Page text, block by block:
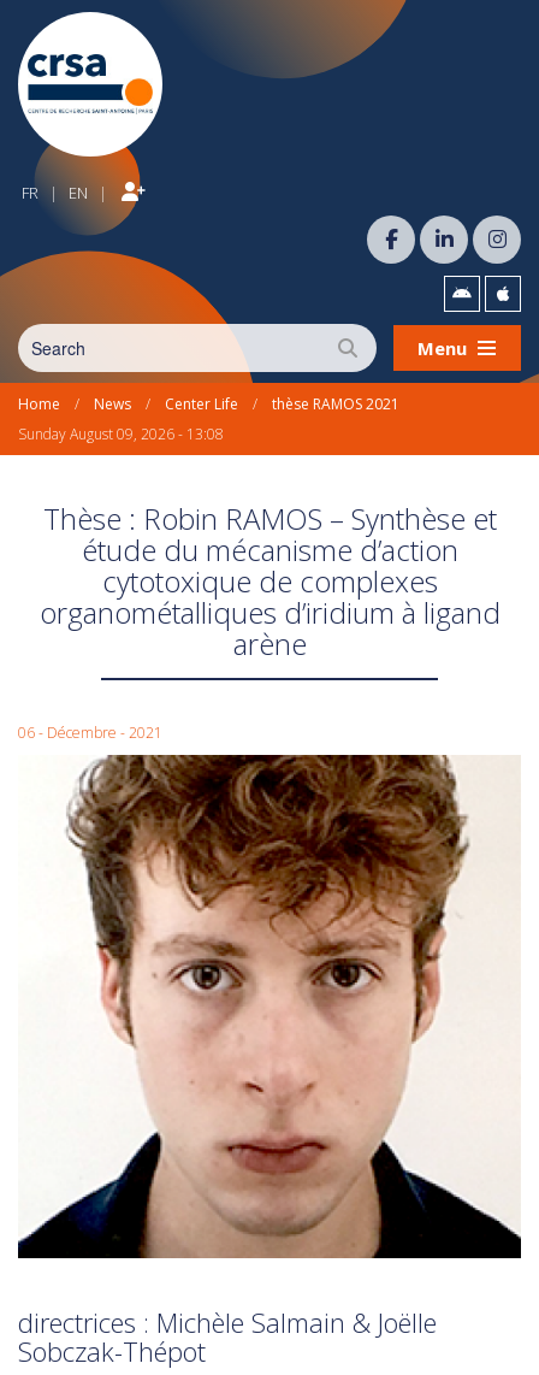
FR | EN |
Menu
Home / News / Center Life /
thèse RAMOS 2021
Sunday August 09, 2026 - 13:08
Thèse : Robin RAMOS – Synthèse et
étude du mécanisme d’action
cytotoxique de complexes
organométalliques d’iridium à ligand
arène
06 - Décembre - 2021
directrices : Michèle Salmain & Joëlle
Sobczak-Thépot